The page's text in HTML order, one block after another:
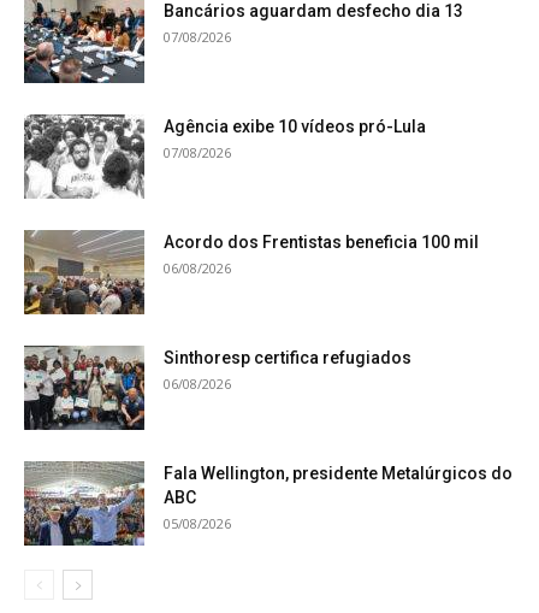
Bancários aguardam desfecho dia 13
07/08/2026
Agência exibe 10 vídeos pró-Lula
07/08/2026
Acordo dos Frentistas beneficia 100 mil
06/08/2026
Sinthoresp certifica refugiados
06/08/2026
Fala Wellington, presidente Metalúrgicos do
ABC
05/08/2026